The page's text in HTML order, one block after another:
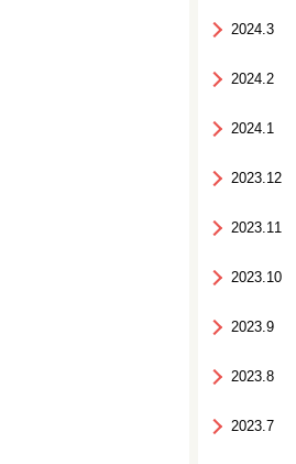
2024.3
2024.2
2024.1
2023.12
2023.11
2023.10
2023.9
2023.8
2023.7